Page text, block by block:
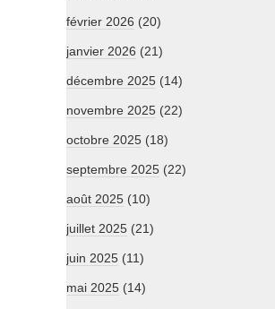
février 2026 (20)
janvier 2026 (21)
décembre 2025 (14)
novembre 2025 (22)
octobre 2025 (18)
septembre 2025 (22)
août 2025 (10)
juillet 2025 (21)
juin 2025 (11)
mai 2025 (14)